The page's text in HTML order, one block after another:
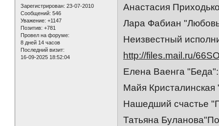
Зарегистрирован: 23-07-2010
Сообщений: 546
Уважение: +1147
Позитив: +781
Провел на форуме:
8 дней 14 часов
Последний визит:
16-09-2025 18:52:04
Анастасия
Лара Фабиан
Неизвестный
http://files.mail.ru/
Елена Ваенга
Майя
Нашедший счастье
Татьяна